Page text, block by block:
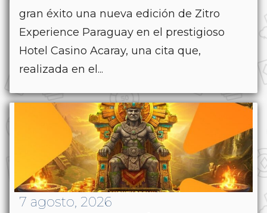
gran éxito una nueva edición de Zitro
Experience Paraguay en el prestigioso
Hotel Casino Acaray, una cita que,
realizada en el...
7 agosto, 2026